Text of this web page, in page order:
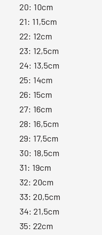
20: 10cm
21: 11,5cm
22: 12cm
23: 12,5cm
24: 13,5cm
25: 14cm
26: 15cm
27: 16cm
28: 16,5cm
29: 17,5cm
30: 18,5cm
31: 19cm
32: 20cm
33: 20,5cm
34: 21,5cm
35: 22cm